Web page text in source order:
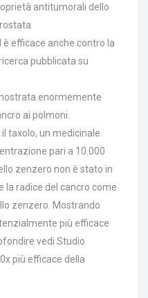
antitumorali dello
è efficace anche contro la
pubblicata su
enormemente
ai polmoni.
taxolo, un medicinale
pari a 10.000
zenzero non è stato in
la radice del cancro come
zenzero. Mostrando
più efficace
vedi Studio
più efficace della